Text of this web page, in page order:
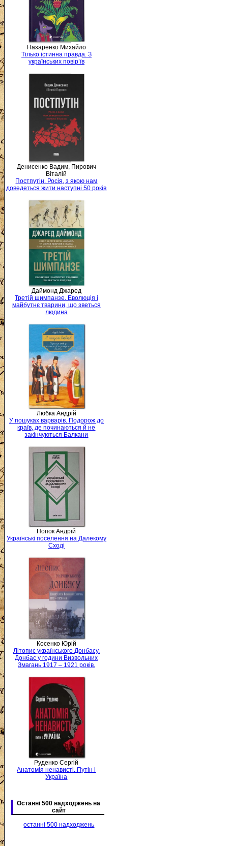
Назаренко Михайло
Тілько істинна правда. З
українських повір’їв
Денисенко Вадим, Пирович
Віталій
Постпутін. Росія, з якою нам
доведеться жити наступні 50 років
Даймонд Джаред
Третій шимпанзе. Еволюція і
майбутнє тварини, що зветься
людина
Любка Андрій
У пошуках варварів. Подорож до
країв, де починаються й не
закінчуються Балкани
Попок Андрій
Українські поселення на Далекому
Сході
Косенко Юрій
Літопис українського Донбасу.
Донбас у години Визвольних
Змагань 1917 – 1921 років.
Руденко Сергій
Анатомія ненависті. Путін і
Україна
Останні 500 надходжень на
сайт
останні 500 надходжень